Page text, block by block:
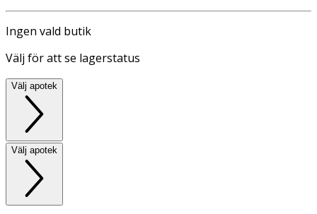
Ingen vald butik
Välj för att se lagerstatus
Välj apotek
Välj apotek